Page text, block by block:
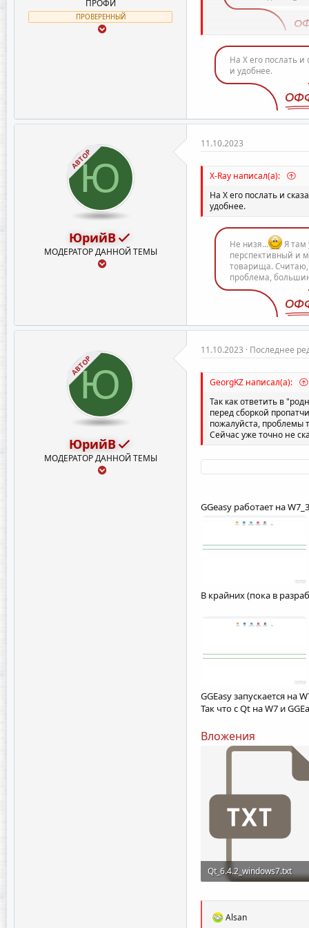
ПРОФИ
ПРОВЕРЕННЫЙ
На Х его послать
и удобнее.
АВТОР
Ю
ЮрийВ
МОДЕРАТОР ДАННОЙ ТЕМЫ
11.10.2023
X-Ray написал(а):
На Х его послать и
удобнее.
Не низя...
Я там
перспективный и
товарища. Считаю,
проблема,
АВТОР
Ю
ЮрийВ
МОДЕРАТОР ДАННОЙ ТЕМЫ
11.10.2023 Последнее
GeorgKZ написал(а):
Так как ответить в
перед сборкой
пожалуйста, проблемы
Сейчас уже точно не
GGeasy работает на
В крайних (пока в
GGEasy запускается на
Так что с Qt на W7 и
Вложения
Qt_6.4.2_windows7.txt
РAlsan